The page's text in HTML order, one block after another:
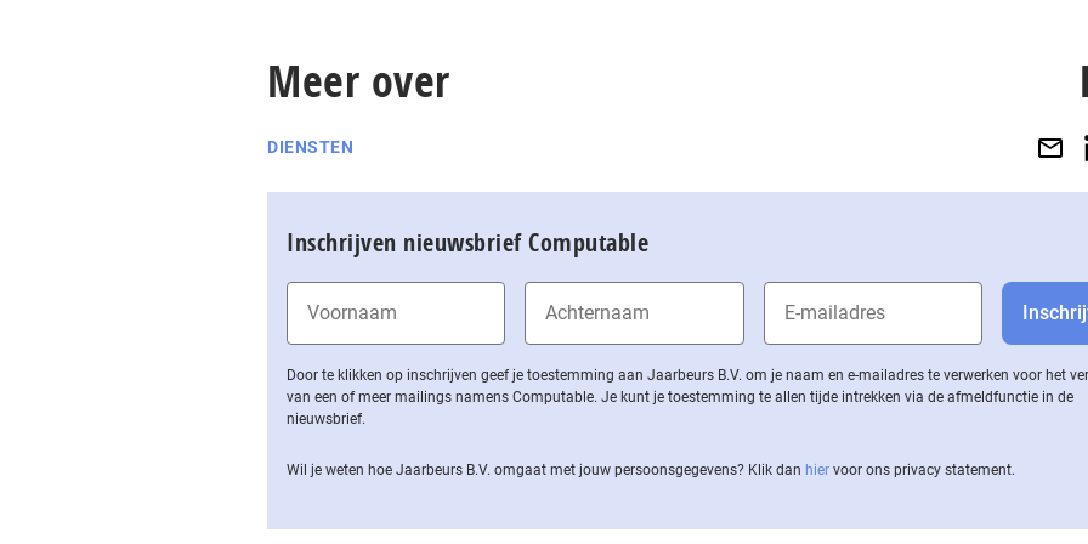
Meer over
DIENSTEN
Inschrijven nieuwsbrief Computable
Door te klikken op inschrijven geef je toestemming aan Jaarbeurs B.V. om je naam en e-mailadres te verwerken voor het
van een of meer mailings namens Computable. Je kunt je toestemming te allen tijde intrekken via de af­meld­func­tie in de
nieuwsbrief.
Wil je weten hoe Jaarbeurs B.V. omgaat met jouw per­soons­ge­ge­vens? Klik dan hier voor ons privacy statement.